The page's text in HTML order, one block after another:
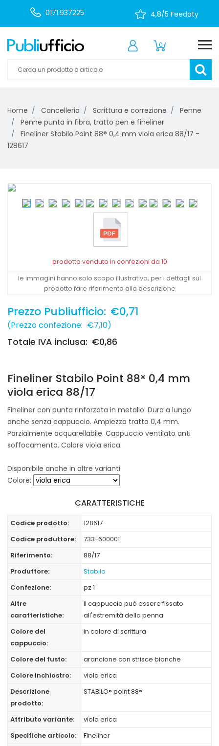
0171.937225 4,8/5 Feedaty
0
Home Cancelleria Scrittura e correzione
Penne
Penne punta in fibra, tratto pen e fineliner
Fineliner Stabilo Point 88® 0,4 mm viola erica 88/17 -
128617
prodotto venduto in confezioni da 10
le immagini hanno solo scopo illustrativo, per i dettagli sul
prodotto fare riferimento alla descrizione
Prezzo Publiufficio: €0,71
(Prezzo confezione: €7,10)
Totale IVA inclusa: €0,86
Fineliner Stabilo Point 88® 0,4 mm
viola erica 88/17
Fineliner con punta rinforzata in metallo. Dura a lungo
anche senza cappuccio. Ampiezza tratto 0,4 mm.
Parzialmente acquarellabile. Cappuccio ventilato anti
soffocamento. Colore viola erica.
Disponibile anche in altre varianti
Colore:
CARATTERISTICHE
Codice prodotto:
128617
Codice produttore:
733-600001
Riferimento:
88/17
Produttore:
Stabilo
Confezione:
pz 1
Altre
caratteristiche:
Il cappuccio può essere fissato
all'estremità della penna
Colore del
cappuccio:
in colore di scrittura
Colore del fusto:
arancione con strisce bianche
Colore inchiostro:
viola erica
Descrizione
prodotto:
STABILO® point 88®
Attributo variante:
viola erica
Specifiche articolo:
Fineliner